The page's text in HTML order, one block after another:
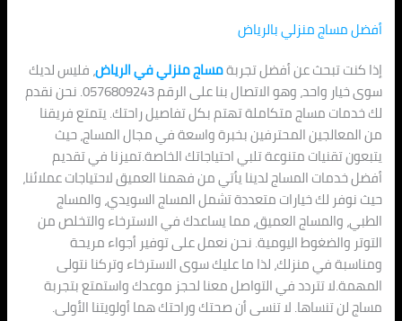
أفضل مساج منزلي بالرياض
إذا كنت تبحث عن أفضل تجربةمساج منزلي في الرياض، فليس لديك
سوى خيار واحد، وهو الاتصال بنا على الرقم 0576809243. نحن نقدم
لك خدمات مساج متكاملة تهتم بكل تفاصيل راحتك. يتمتع فريقنا
من المعالجين المحترفين بخبرة واسعة في مجال المساج، حيث
يتبعون تقنيات متنوعة تلبي احتياجاتك الخاصة.تميزنا في تقديم
أفضل خدمات المساج لدينا يأتي من فهمنا العميق لاحتياجات عملائنا،
حيث نوفر لك خيارات متعددة تشمل المساج السويدي، والمساج
الطبي، والمساج العميق، مما يساعدك في الاسترخاء والتخلص من
التوتر والضغوط اليومية. نحن نعمل على توفير أجواء مريحة
ومناسبة في منزلك، لذا ما عليك سوى الاسترخاء وتركنا نتولى
المهمة.لا تتردد في التواصل معنا لحجز موعدك واستمتع بتجربة
مساج لن تنساها. لا تنسى أن صحتك وراحتك هما أولويتنا الأولى.